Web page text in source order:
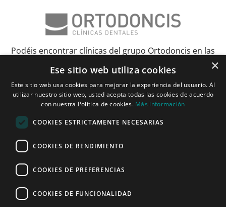
Podéis encontrar clínicas del grupo Ortodoncis en las
AlbaceteBarcelonaBilbaoCiudad RealElcheGranadaHuelva
Lérida y TarragonaMadrid y TorrejónMálagaMurcia
Vitoria y LogroñoZaragoza
×
Ese sitio web utiliza cookies
Este sitio web usa cookies para mejorar la experiencia del usuario. Al
utilizar nuestro sitio web, usted acepta todas las cookies de acuerdo
con nuestra Política de cookies. Más información
COOKIES ESTRICTAMENTE NECESARIAS
COOKIES DE RENDIMIENTO
COOKIES DE PREFERENCIAS
COOKIES DE FUNCIONALIDAD